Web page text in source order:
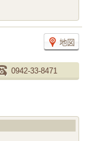
0942-33-8471